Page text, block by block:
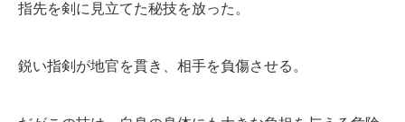
指先を剣に見立てた秘技を放った。
鋭い指剣が地官を貫き、相手を負傷させる。